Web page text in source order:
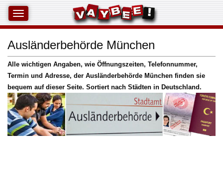
Ausländerbehörde München
Alle wichtigen Angaben, wie Öffnungszeiten, Telefonnummer,
Termin und Adresse, der Ausländerbehörde München finden sie
bequem auf dieser Seite. Sortiert nach Städten in Deutschland.